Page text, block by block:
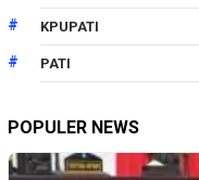
KPUPATI
PATI
POPULER NEWS